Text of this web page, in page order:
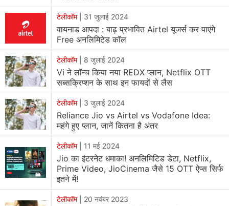
टेलीकॉम| 31 जुलाई 2024
वायनाड आपदा : बाढ़ प्रभावित Airtel यूजर्स कर पाएंगे
Free अनलिमिटेड कॉल
टेलीकॉम| 8 जुलाई 2024
Vi ने लॉन्च किया नया REDX प्लान, Netflix OTT
सब्सक्रिप्शन के साथ इन फायदों से लैस
टेलीकॉम| 3 जुलाई 2024
Reliance Jio vs Airtel vs Vodafone Idea:
महंगे हुए प्लान, जानें कितना है अंतर
टेलीकॉम| 11 मई 2024
Jio का इंटरनेट धमाका! अनलिमिटिड डेटा, Netflix,
Prime Video, JioCinema जैसे 15 OTT ऐप्स सिर्फ
इतने में!
टेलीकॉम| 20 नवंबर 2023